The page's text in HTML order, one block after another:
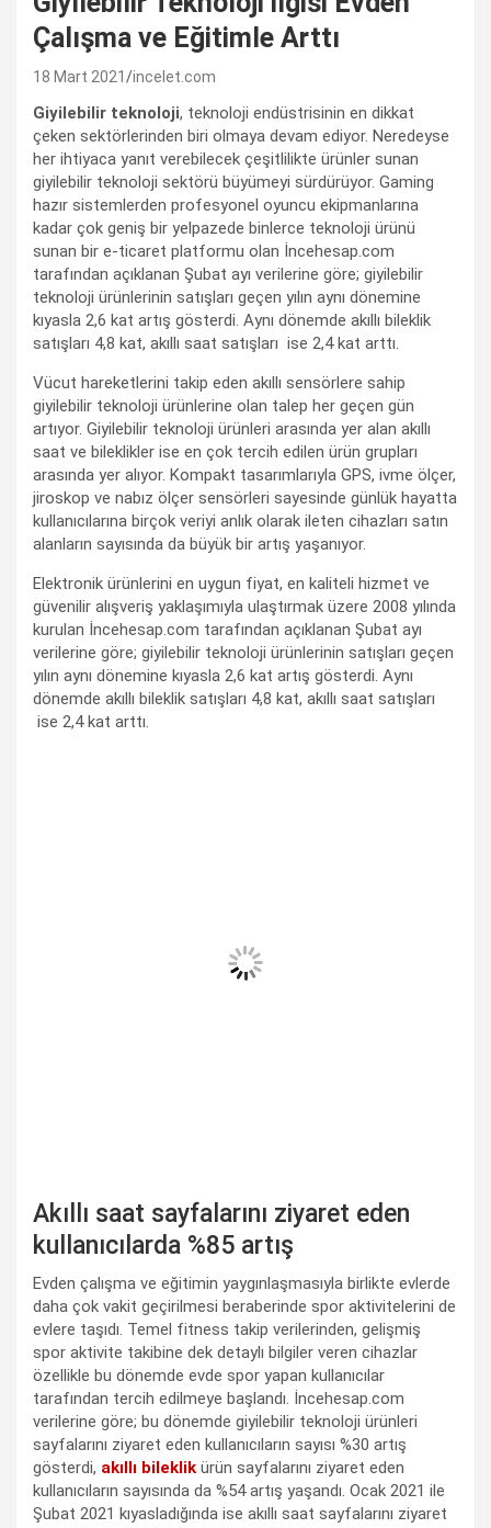
Çalışma ve Eğitimle Arttı
18 Mart 2021 incelet.com
Giyilebilir teknoloji, teknoloji endüstrisinin en dikkat
çeken sektörlerinden biri olmaya devam ediyor. Neredeyse
her ihtiyaca yanıt verebilecek çeşitlilikte ürünler sunan
giyilebilir teknoloji sektörü büyümeyi sürdürüyor. Gaming
hazır sistemlerden profesyonel oyuncu ekipmanlarına
kadar çok geniş bir yelpazede binlerce teknoloji ürünü
sunan bir e-ticaret platformu olan İncehesap.com
tarafından açıklanan Şubat ayı verilerine göre; giyilebilir
teknoloji ürünlerinin satışları geçen yılın aynı dönemine
kıyasla 2,6 kat artış gösterdi. Aynı dönemde akıllı bileklik
satışları 4,8 kat, akıllı saat satışları ise 2,4 kat arttı.
Vücut hareketlerini takip eden akıllı sensörlere sahip
giyilebilir teknoloji ürünlerine olan talep her geçen gün
artıyor. Giyilebilir teknoloji ürünleri arasında yer alan akıllı
saat ve bileklikler ise en çok tercih edilen ürün grupları
arasında yer alıyor. Kompakt tasarımlarıyla GPS, ivme ölçer,
jiroskop ve nabız ölçer sensörleri sayesinde günlük hayatta
kullanıcılarına birçok veriyi anlık olarak ileten cihazları satın
alanların sayısında da büyük bir artış yaşanıyor.
Elektronik ürünlerini en uygun fiyat, en kaliteli hizmet ve
güvenilir alışveriş yaklaşımıyla ulaştırmak üzere 2008 yılında
kurulan İncehesap.com tarafından açıklanan Şubat ayı
verilerine göre; giyilebilir teknoloji ürünlerinin satışları geçen
yılın aynı dönemine kıyasla 2,6 kat artış gösterdi. Aynı
dönemde akıllı bileklik satışları 4,8 kat, akıllı saat satışları
ise 2,4 kat arttı.
Akıllı saat sayfalarını ziyaret eden
kullanıcılarda %85 artış
Evden çalışma ve eğitimin yaygınlaşmasıyla birlikte evlerde
daha çok vakit geçirilmesi beraberinde spor aktivitelerini de
evlere taşıdı. Temel fitness takip verilerinden, gelişmiş
spor aktivite takibine dek detaylı bilgiler veren cihazlar
özellikle bu dönemde evde spor yapan kullanıcılar
tarafından tercih edilmeye başlandı. İncehesap.com
verilerine göre; bu dönemde giyilebilir teknoloji ürünleri
sayfalarını ziyaret eden kullanıcıların sayısı %30 artış
gösterdi, akıllı bileklik ürün sayfalarını ziyaret eden
kullanıcıların sayısında da %54 artış yaşandı. Ocak 2021 ile
Şubat 2021 kıyasladığında ise akıllı saat sayfalarını ziyaret